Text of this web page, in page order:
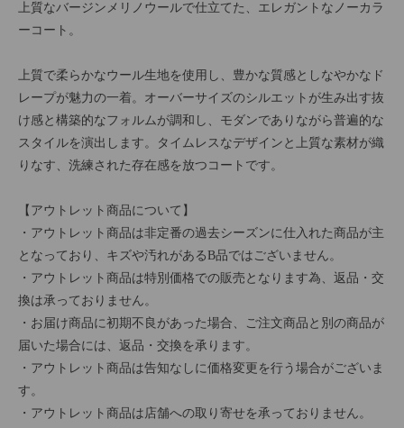
上質なバージンメリノウールで仕立てた、エレガントなノーカラ
ーコート。
上質で柔らかなウール生地を使用し、豊かな質感としなやかなド
レープが魅力の一着。オーバーサイズのシルエットが生み出す抜
け感と構築的なフォルムが調和し、モダンでありながら普遍的な
スタイルを演出します。タイムレスなデザインと上質な素材が織
りなす、洗練された存在感を放つコートです。
【アウトレット商品について】
・アウトレット商品は非定番の過去シーズンに仕入れた商品が主
となっており、キズや汚れがあるB品ではございません。
・アウトレット商品は特別価格での販売となります為、返品・交
換は承っておりません。
・お届け商品に初期不良があった場合、ご注文商品と別の商品が
届いた場合には、返品・交換を承ります。
・アウトレット商品は告知なしに価格変更を行う場合がございま
す。
・アウトレット商品は店舗への取り寄せを承っておりません。